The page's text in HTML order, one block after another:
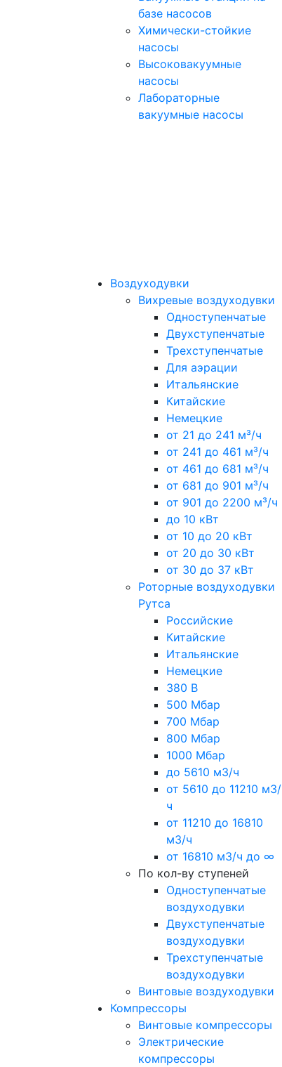
базе насосов
Химически-стойкие
насосы
Высоковакуумные
насосы
Лабораторные
вакуумные насосы
Воздуходувки
Вихревые воздуходувки
Одноступенчатые
Двухступенчатые
Трехступенчатые
Для аэрации
Итальянские
Китайские
Немецкие
от 21 до 241 м³/ч
от 241 до 461 м³/ч
от 461 до 681 м³/ч
от 681 до 901 м³/ч
от 901 до 2200 м³/ч
до 10 кВт
от 10 до 20 кВт
от 20 до 30 кВт
от 30 до 37 кВт
Роторные воздуходувки
Рутса
Российские
Китайские
Итальянские
Немецкие
380 В
500 Мбар
700 Мбар
800 Мбар
1000 Мбар
до 5610 м3/ч
от 5610 до 11210 м3/
ч
от 11210 до 16810
м3/ч
от 16810 м3/ч до ∞
По кол-ву ступеней
Одноступенчатые
воздуходувки
Двухступенчатые
воздуходувки
Трехступенчатые
воздуходувки
Винтовые воздуходувки
Компрессоры
Винтовые компрессоры
Электрические
компрессоры